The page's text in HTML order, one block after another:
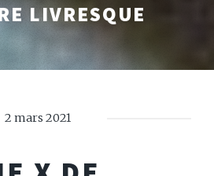
LIVRESQUE
2 mars 2021